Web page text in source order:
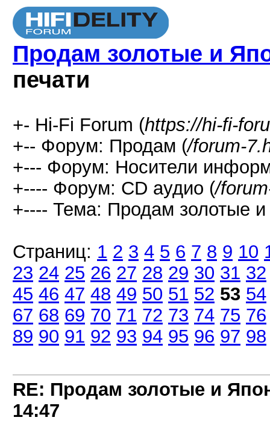
Продам золотые и
печати
+- Hi-Fi Forum (https://hi-fi-
+-- Форум: Продам (/forum-
+--- Форум: Носители
+---- Форум: СD аудио (/
+---- Тема: Продам золотые
Страниц: 1 2 3 4 5 6 7 8 9 10
23 24 25 26 27 28 29 30 31 32
45 46 47 48 49 50 51 52 53 54
67 68 69 70 71 72 73 74 75 76
89 90 91 92 93 94 95 96 97 98
RE: Продам золотые и
14:47